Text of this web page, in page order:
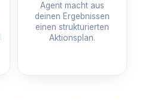
Agent macht aus
deinen Ergebnissen
einen strukturierten
Aktionsplan.